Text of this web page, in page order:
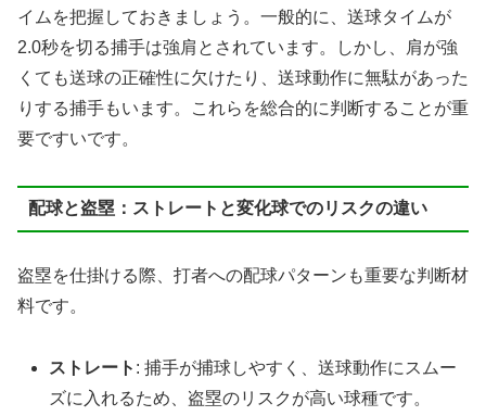
イムを把握しておきましょう。一般的に、送球タイムが
2.0秒を切る捕手は強肩とされています。しかし、肩が強
くても送球の正確性に欠けたり、送球動作に無駄があった
りする捕手もいます。これらを総合的に判断することが重
要ですいです。
配球と盗塁：ストレートと変化球でのリスクの違い
盗塁を仕掛ける際、打者への配球パターンも重要な判断材
料です。
ストレート : 捕手が捕球しやすく、送球動作にスムー
ズに入れるため、盗塁のリスクが高い球種です。